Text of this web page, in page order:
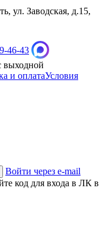
ул. Заводская, д.15,
46-43
выходной
и оплатаУсловия
Войти через e-mail
код для входа в ЛК в